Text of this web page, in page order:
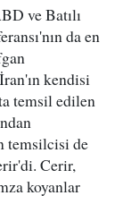
ve Batılı
da en
kendisi
temsil edilen
temsilcisi de
Cerir,
koyanlar